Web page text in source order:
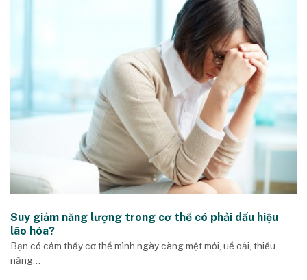
Suy giảm năng lượng trong cơ thể có phải dấu hiệu
lão hóa?
Bạn có cảm thấy cơ thể mình ngày càng mệt mỏi, uể oải, thiếu
năng...